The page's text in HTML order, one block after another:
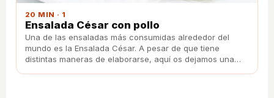
20 MIN · 1
Ensalada César con pollo
Una de las ensaladas más consumidas alrededor del
mundo es la Ensalada César. A pesar de que tiene
distintas maneras de elaborarse, aquí os dejamos una